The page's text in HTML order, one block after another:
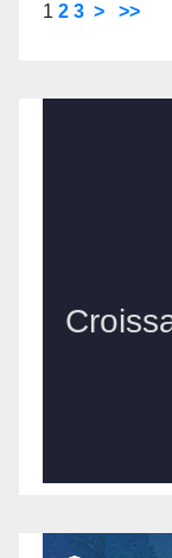
1 2 3 > >>